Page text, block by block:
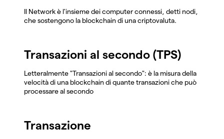
Il Network è l'insieme dei computer connessi, detti nodi,
che sostengono la blockchain di una criptovaluta.
Transazioni al secondo (TPS)
Letteralmente "Transazioni al secondo": è la misura della
velocità di una blockchain di quante transazioni che può
processare al secondo
Transazione